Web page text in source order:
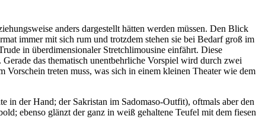
anders dargestellt hätten werden müssen. Den Blick
immer mit sich rum und trotzdem stehen sie bei Bedarf groß im
in überdimensionaler Stretchlimousine einfährt. Diese
das thematisch unentbehrliche Vorspiel wird durch zwei
treten muss, was sich in einem kleinen Theater wie dem
der Hand; der Sakristan im Sadomaso-Outfit), oftmals aber den
ebenso glänzt der ganz in weiß gehaltene Teufel mit dem fiesen